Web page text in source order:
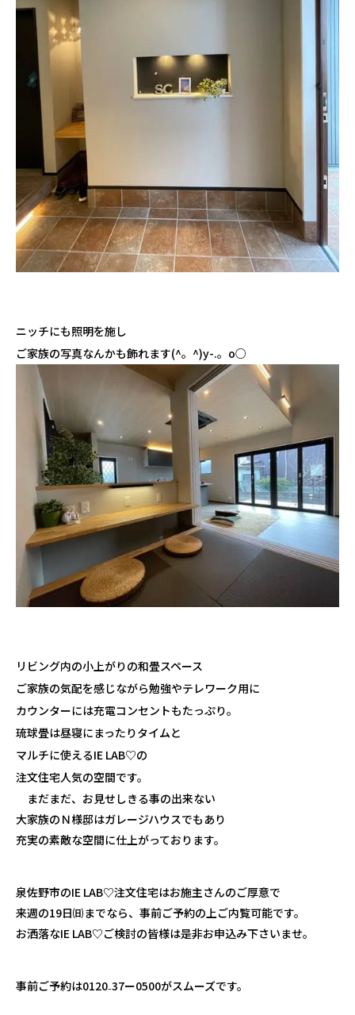
ニッチにも照明を施し
ご家族の写真なんかも飾れます(^。^)y-.。o○
リビング内の小上がりの和畳スペース
ご家族の気配を感じながら勉強やテレワーク用に
カウンターには充電コンセントもたっぷり。
琉球畳は昼寝にまったりタイムと
マルチに使えるIE LAB♡の
注文住宅人気の空間です。
まだまだ、お見せしきる事の出来ない
大家族のＮ様邸はガレージハウスでもあり
充実の素敵な空間に仕上がっております。
泉佐野市のIE LAB♡注文住宅はお施主さんのご厚意で
来週の19日㈰までなら、事前ご予約の上ご内覧可能です。
お洒落なIE LAB♡ご検討の皆様は是非お申込み下さいませ。
事前ご予約は0120₋37ー0500がスムーズです。